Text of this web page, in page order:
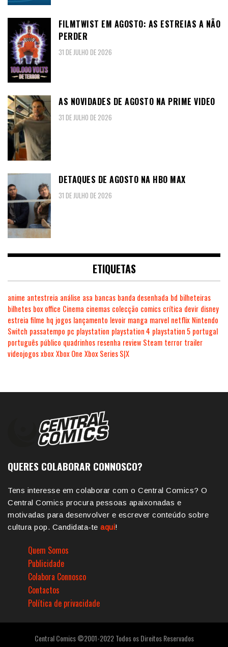
FILMTWIST EM AGOSTO: AS ESTREIAS A NÃO
PERDER
31 DE JULHO DE 2026
AS NOVIDADES DE AGOSTO NA PRIME VIDEO
31 DE JULHO DE 2026
DETAQUES DE AGOSTO NA HBO MAX
31 DE JULHO DE 2026
ETIQUETAS
anime antestreia análise asa bancas banda desenhada bd bilheteiras
bilhetes box office Cinema cinemas colecção comics crítica devir disney
estreia filme hq jogos lançamento levoir manga marvel netflix Nintendo
Switch passatempo pc playstation playstation 4 playstation 5 portugal
português público quadrinhos resenha review Steam terror trailer
videojogosxboxXbox One Xbox Series S|X
QUERES COLABORAR CONNOSCO?
Tens interesse em colaborar com o Central Comics? O
Central Comics procura pessoas apaixonadas e
motivadas para desenvolver e escrever conteúdo sobre
cultura pop. Candidata-te aqui!
Quem Somos
Publicidade
Colabora Connosco
Contactos
Política de privacidade
Central Comics ©2001-2022 Todos os Direitos Reservados